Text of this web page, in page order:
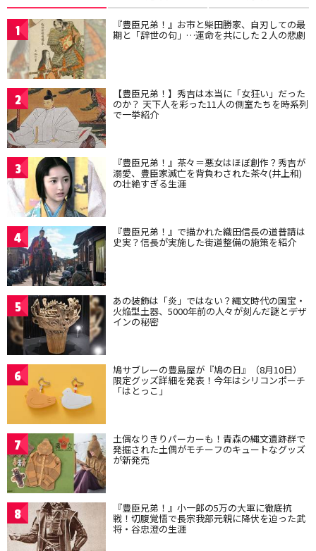
1 『豊臣兄弟！』お市と柴田勝家、自刃しての最
期と「辞世の句」…運命を共にした２人の悲劇
2 【豊臣兄弟！】秀吉は本当に「女狂い」だった
のか？ 天下人を彩った11人の側室たちを時系列
で一挙紹介
3 『豊臣兄弟！』茶々＝悪女はほぼ創作？秀吉が
溺愛、豊臣家滅亡を背負わされた茶々(井上和)
の壮絶すぎる生涯
4 『豊臣兄弟！』で描かれた織田信長の道普請は
史実？信長が実施した街道整備の施策を紹介
5 あの装飾は「炎」ではない？縄文時代の国宝・
火焔型土器、5000年前の人々が刻んだ謎とデザ
インの秘密
6 鳩サブレーの豊島屋が『鳩の日』（8月10日）
限定グッズ詳細を発表！今年はシリコンポーチ
「はとっこ」
7 土偶なりきりパーカーも！青森の縄文遺跡群で
発掘された土偶がモチーフのキュートなグッズ
が新発売
8 『豊臣兄弟！』小一郎の5万の大軍に徹底抗
戦！切腹覚悟で長宗我部元親に降伏を迫った武
将・谷忠澄の生涯